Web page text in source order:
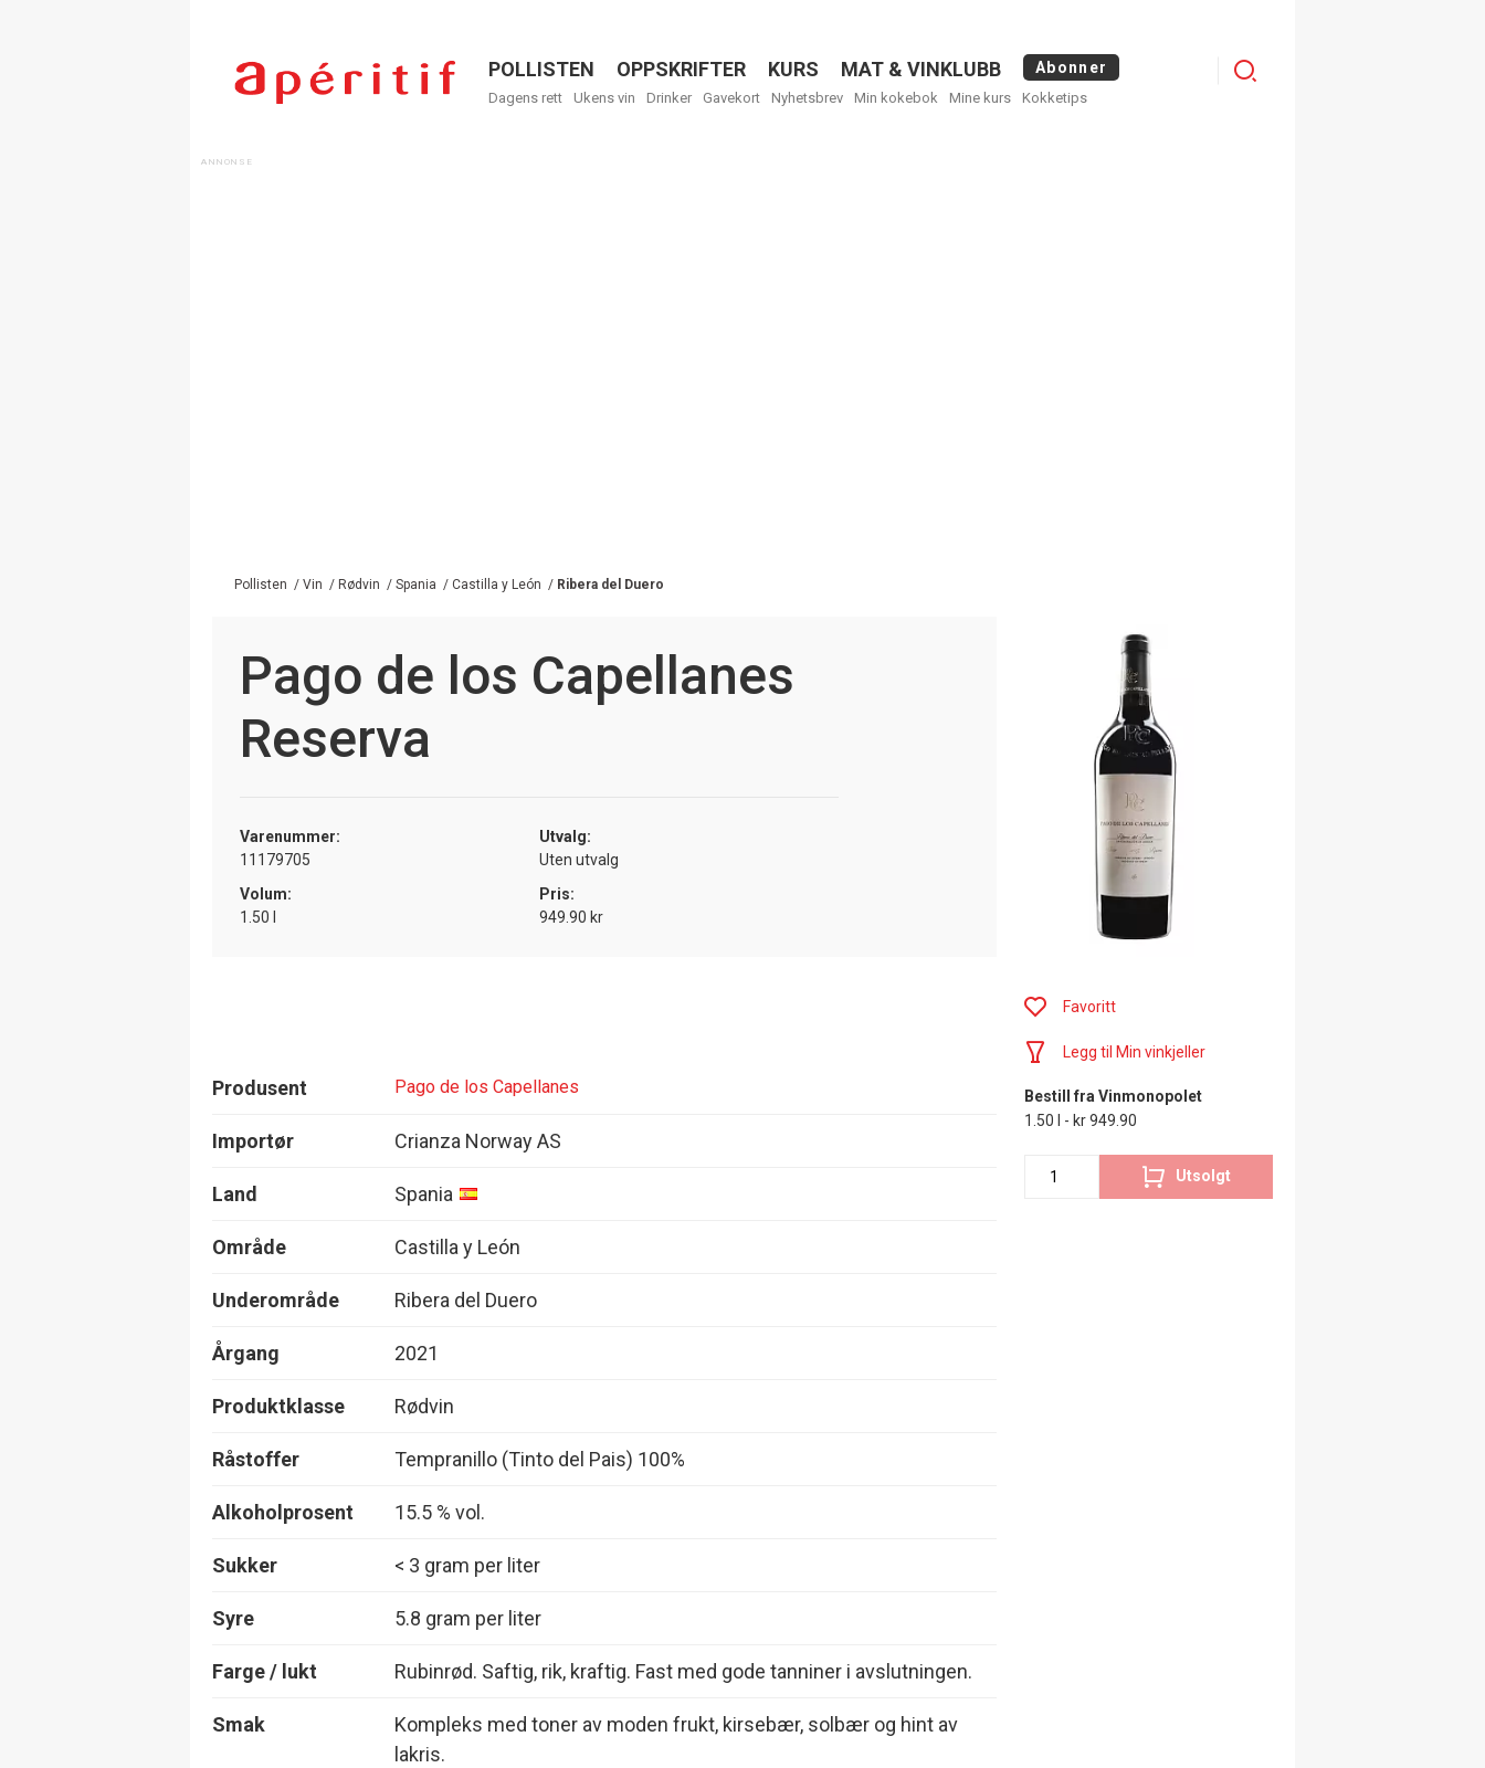
Menu
POLLISTEN OPPSKRIFTER KURS MAT & VINKLUBB Abonner
Dagens rett Ukens vin Drinker Gavekort Nyhetsbrev Min kokebok Mine kurs Kokketips
Menu
Pollisten / Vin / Rødvin / Spania / Castilla y León / Ribera del Duero
Pago de los Capellanes
Reserva
Varenummer:
11179705
Utvalg:
Uten utvalg
Volum:
1.50 l
Pris:
949.90 kr
Produsent Pago de los Capellanes
Importør Crianza Norway AS
Land Spania
Område Castilla y León
Underområde Ribera del Duero
Årgang 2021
Produktklasse Rødvin
Råstoffer Tempranillo (Tinto del Pais) 100%
Alkoholprosent 15.5 % vol.
Sukker < 3 gram per liter
Syre 5.8 gram per liter
Farge / lukt Rubinrød. Saftig, rik, kraftig. Fast med gode tanniner i avslutningen.
Smak
Kompleks med toner av moden frukt, kirsebær, solbær og hint av
lakris.
Favoritt
Legg til Min vinkjeller
Bestill fra Vinmonopolet
1.50 l - kr 949.90
Utsolgt